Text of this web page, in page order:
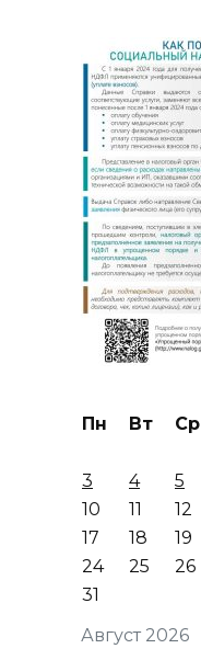
Август 2026
Пн Вт Ср
3
4 5
10
11 12
17
18 19
24
25 26
31